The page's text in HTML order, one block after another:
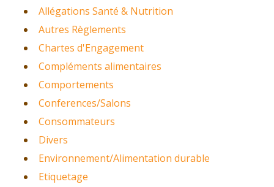
Allégations Santé & Nutrition
Autres Règlements
Chartes d'Engagement
Compléments alimentaires
Comportements
Conferences/Salons
Consommateurs
Divers
Environnement/Alimentation durable
Etiquetage